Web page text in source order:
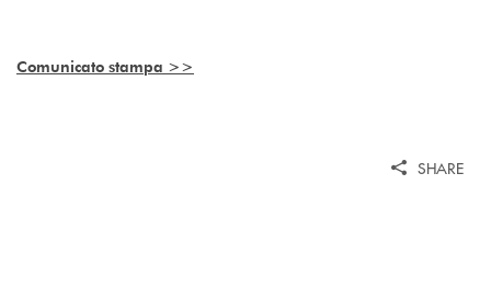
Comunicato stampa >>
SHARE